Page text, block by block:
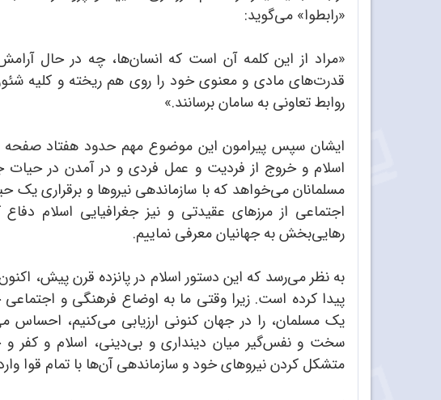
«رابطوا» می‌گوید:
«مراد از این کلمه آن است که انسان‌ها، چه در حال
قدرت‌های مادی و معنوی خود را روی هم ریخته و کلیه
روابط تعاونی به سامان برسانند.»
ایشان سپس پیرامون این موضوع مهم حدود هفتاد صفحه
اسلام و خروج از فردیت و عمل فردی و در آمدن در حیات
مسلمانان می‌خواهد که با سازماندهی نیروها و برقراری
اجتماعی از مرزهای عقیدتی و نیز جغرافیایی اسلام
رهایی‌بخش به جهانیان معرفی نماییم.
به نظر می‌رسد که این دستور اسلام در پانزده قرن پیش،
پیدا کرده است. زیرا وقتی ما به اوضاع فرهنگی و
یک مسلمان، را در جهان کنونی ارزیابی می‌کنیم، احساس
سخت و نفس‌گیر میان دینداری و بی‌دینی، اسلام و
متشکل کردن نیروهای خود و سازماندهی آن‌ها با تمام قوا